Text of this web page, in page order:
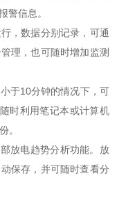
警信息。
，数据分别记录，可通
理，也可随时增加监测
于10分钟的情况下，可
时利用笔记本或计算机
。
放电趋势分析功能。放
保存，并可随时查看分